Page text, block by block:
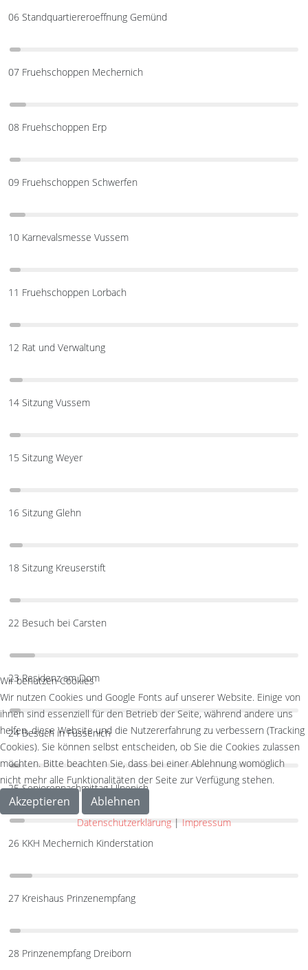
06 Standquartiereroeffnung Gemünd
07 Fruehschoppen Mechernich
08 Fruehschoppen Erp
09 Fruehschoppen Schwerfen
10 Karnevalsmesse Vussem
11 Fruehschoppen Lorbach
12 Rat und Verwaltung
14 Sitzung Vussem
15 Sitzung Weyer
16 Sitzung Glehn
18 Sitzung Kreuserstift
22 Besuch bei Carsten
23 Residenz am Dom
24 Besuch in Füssenich
25 Seniorennachmittag Ülpenich
26 KKH Mechernich Kinderstation
27 Kreishaus Prinzenempfang
28 Prinzenempfang Dreiborn
Wir benutzen Cookies
Wir nutzen Cookies und Google Fonts auf unserer Website. Einige von
ihnen sind essenziell für den Betrieb der Seite, während andere uns
helfen, diese Website und die Nutzererfahrung zu verbessern (Tracking
Cookies). Sie können selbst entscheiden, ob Sie die Cookies zulassen
möchten. Bitte beachten Sie, dass bei einer Ablehnung womöglich
nicht mehr alle Funktionalitäten der Seite zur Verfügung stehen.
Akzeptieren Ablehnen
Datenschutzerklärung | Impressum